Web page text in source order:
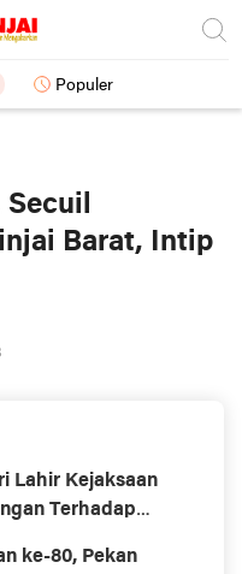
Populer
Secuil
Barat, Intip
Lahir Kejaksaan
Terhadap
ke-80, Pekan